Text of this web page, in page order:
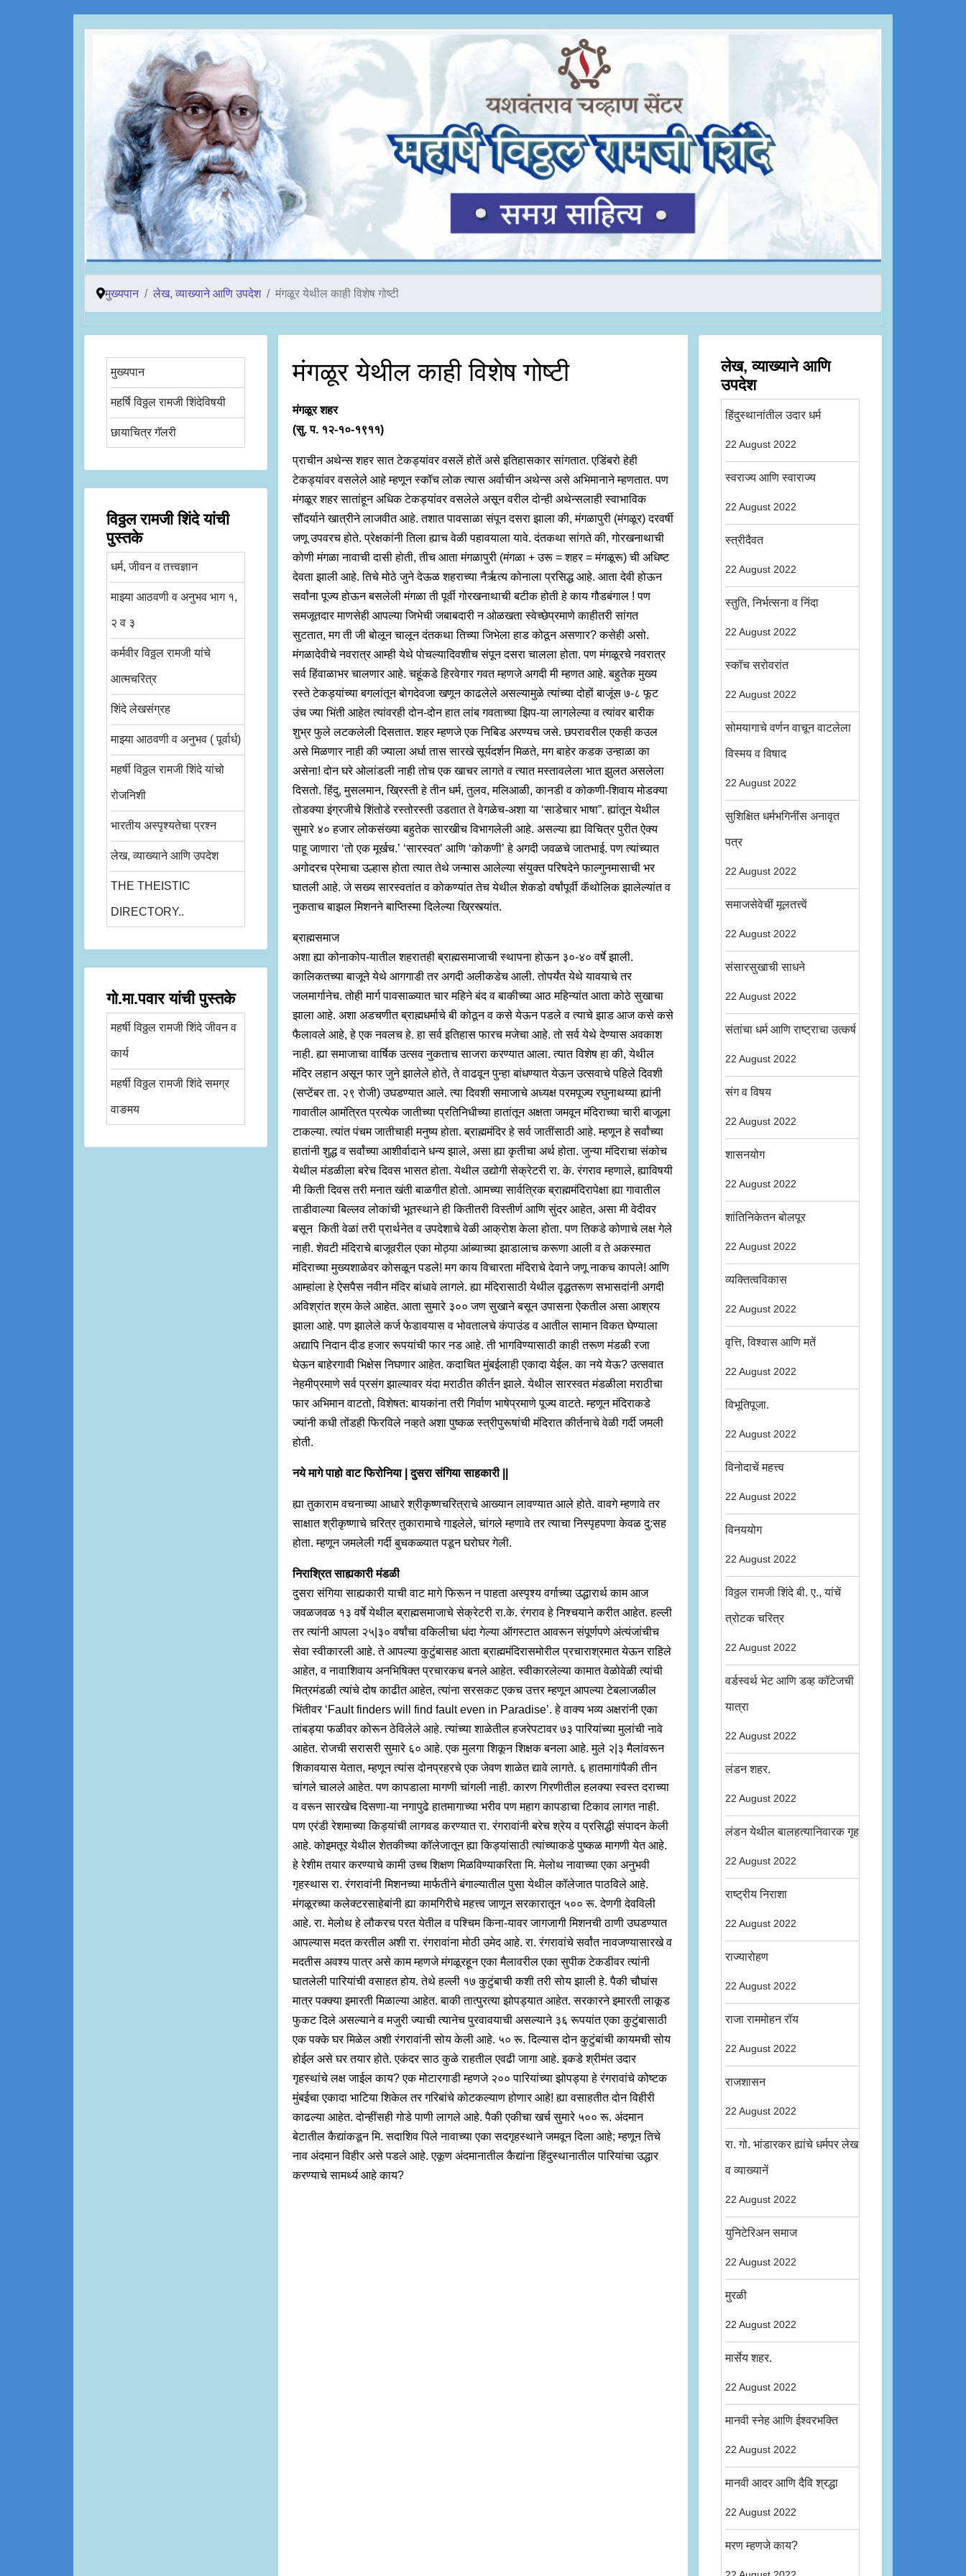
मुख्यपान लेख, व्याख्याने आणि उपदेश मंगळूर येथील काही विशेष गोष्टी
मुख्यपान
महर्षि विठ्ठल रामजी शिंदेविषयी
छायाचित्र गॅलरी
विठ्ठल रामजी शिंदे यांची
पुस्तके
धर्म, जीवन व तत्त्वज्ञान
माझ्या आठवणी व अनुभव भाग १,
२ व ३
कर्मवीर विठ्ठल रामजी यांचे
आत्मचरित्र
शिंदे लेखसंग्रह
माझ्या आठवणी व अनुभव ( पूर्वार्ध)
महर्षी विठ्ठल रामजी शिंदे यांचो
रोजनिशी
भारतीय अस्पृश्यतेचा प्रश्न
लेख, व्याख्याने आणि उपदेश
THE THEISTIC
DIRECTORY..
गो.मा.पवार यांची पुस्तके
महर्षी विठ्ठल रामजी शिंदे जीवन व
कार्य
महर्षी विठ्ठल रामजी शिंदे समग्र
वाङमय
मंगळूर येथील काही विशेष गोष्टी
मंगळूर शहर
(सु. प. १२-१०-१९११)
प्राचीन अथेन्स शहर सात टेकड्यांवर वसलें होतें असे इतिहासकार सांगतात. एडिंबरो हेही
टेकड्यांवर वसलेले आहे म्हणून स्कॉच लोक त्यास अर्वाचीन अथेन्स असे अभिमानाने म्हणतात. पण
मंगळूर शहर सातांहून अधिक टेकड्यांवर वसलेले असून वरील दोन्ही अथेन्सलाही स्वाभाविक
सौंदर्याने खात्रीने लाजवीत आहे. तशात पावसाळा संपून दसरा झाला की, मंगळापुरी (मंगळूर) दरवर्षी
जणू उपवरच होते. प्रेक्षकांनी तिला ह्याच वेळी पहावयाला यावे. दंतकथा सांगते की, गोरखनाथाची
कोणी मंगळा नावाची दासी होती, तीच आता मंगळापुरी (मंगळा + उरू = शहर = मंगळूरू) ची अधिष्ट
देवता झाली आहे. तिचे मोठे जुने देऊळ शहराच्या नैर्ऋत्य कोनाला प्रसिद्ध आहे. आता देवी होऊन
सर्वांना पूज्य होऊन बसलेली मंगळा ती पूर्वी गोरखनाथाची बटीक होती हे काय गौडबंगाल ! पण
समजूतदार माणसेही आपल्या जिभेची जबाबदारी न ओळखता स्वेच्छेप्रमाणे काहीतरी सांगत
सुटतात, मग ती जी बोलून चालून दंतकथा तिच्या जिभेला हाड कोठून असणार? कसेही असो.
मंगळादेवीचे नवरात्र आम्ही येथे पोचल्यादिवशीच संपून दसरा चालला होता. पण मंगळूरचे नवरात्र
सर्व हिंवाळाभर चालणार आहे. चहूंकडे हिरवेगार गवत म्हणजे अगदी मी म्हणत आहे. बहुतेक मुख्य
रस्ते टेकड्यांच्या बगलांतून बोगदेवजा खणून काढलेले असल्यामुळे त्यांच्या दोहों बाजूंस ७-८ फूट
उंच ज्या भिंती आहेत त्यांवरही दोन-दोन हात लांब गवताच्या झिप-या लागलेल्या व त्यांवर बारीक
शुभ्र फुले लटकलेली दिसतात. शहर म्हणजे एक निबिड अरण्यच जसे. छपरावरील एकही कउल
असे मिळणार नाही की ज्याला अर्धा तास सारखे सूर्यदर्शन मिळते, मग बाहेर कडक उन्हाळा का
असेना! दोन घरे ओलांडली नाही तोच एक खाचर लागते व त्यात मस्तावलेला भात झुलत असलेला
दिसतो. हिंदु, मुसलमान, ख्रिस्ती हे तीन धर्म, तुलव, मलिआळी, कानडी व कोकणी-शिवाय मोडक्या
तोडक्या इंग्रजीचे शिंतोडे रस्तोरस्ती उडतात ते वेगळेच-अशा या ‘साडेचार भाषा”. ह्यांतून येथील
सुमारे ४० हजार लोकसंख्या बहुतेक सारखीच विभागलेली आहे. असल्या ह्या विचित्र पुरीत ऐक्य
पाहू जाणारा ‘तो एक मूर्खच.’ ‘सारस्वत’ आणि ‘कोकणी’ हे अगदी जवळचे जातभाई. पण त्यांच्यात
अगोदरच प्रेमाचा उल्हास होता त्यात तेथे जन्मास आलेल्या संयुक्त परिषदेने फाल्गुनमासाची भर
घातली आहे. जे सख्य सारस्वतांत व कोकण्यांत तेच येथील शेकडो वर्षांपूर्वी कॅथोलिक झालेल्यांत व
नुकताच बाझल मिशनने बाप्तिस्मा दिलेल्या ख्रिस्त्यांत.
ब्राह्मसमाज
अशा ह्या कोनाकोप-यातील शहरातही ब्राह्मसमाजाची स्थापना होऊन ३०-४० वर्षे झाली.
कालिकतच्या बाजूने येथे आगगाडी तर अगदी अलीकडेच आली. तोपर्यंत येथे यावयाचे तर
जलमार्गानेच. तोही मार्ग पावसाळ्यात चार महिने बंद व बाकीच्या आठ महिन्यांत आता कोठे सुखाचा
झाला आहे. अशा अडचणीत ब्राह्मधर्माचे बी कोठून व कसे येऊन पडले व त्याचे झाड आज कसे कसे
फैलावले आहे, हे एक नवलच हे. हा सर्व इतिहास फारच मजेचा आहे. तो सर्व येथे देण्यास अवकाश
नाही. ह्या समाजाचा वार्षिक उत्सव नुकताच साजरा करण्यात आला. त्यात विशेष हा की, येथील
मंदिर लहान असून फार जुने झालेले होते, ते वाढवून पुन्हा बांधण्यात येऊन उत्सवाचे पहिले दिवशी
(सप्टेंबर ता. २९ रोजी) उघडण्यात आले. त्या दिवशी समाजाचे अध्यक्ष परमपूज्य रघुनाथय्या ह्यांनी
गावातील आमंत्रित प्रत्येक जातीच्या प्रतिनिधीच्या हातांतून अक्षता जमवून मंदिराच्या चारी बाजूला
टाकल्या. त्यांत पंचम जातीचाही मनुष्य होता. ब्राह्ममंदिर हे सर्व जातींसाठी आहे. म्हणून हे सर्वांच्या
हातांनी शुद्ध व सर्वांच्या आशीर्वादाने धन्य झाले, असा ह्या कृतीचा अर्थ होता. जुन्या मंदिराचा संकोच
येथील मंडळीला बरेच दिवस भासत होता. येथील उद्योगी सेक्रेटरी रा. के. रंगराव म्हणाले, ह्याविषयी
मी किती दिवस तरी मनात खंती बाळगीत होतो. आमच्या सार्वत्रिक ब्राह्ममंदिरापेक्षा ह्या गावातील
ताडीवाल्या बिल्लव लोकांची भूतस्थाने ही कितीतरी विस्तीर्ण आणि सुंदर आहेत, असा मी वेदीवर
बसून किती वेळां तरी प्रार्थनेत व उपदेशाचे वेळी आक्रोश केला होता. पण तिकडे कोणाचे लक्ष गेले
नाही. शेवटी मंदिराचे बाजूवरील एका मोठ्या आंब्याच्या झाडालाच करूणा आली व ते अकस्मात
मंदिराच्या मुख्यशाळेवर कोसळून पडले! मग काय विचारता मंदिराचे देवाने जणू नाकच कापले! आणि
आम्हांला हे ऐसपैस नवीन मंदिर बांधावे लागले. ह्या मंदिरासाठी येथील वृद्धतरूण सभासदांनी अगदी
अविश्रांत श्रम केले आहेत. आता सुमारे ३०० जण सुखाने बसून उपासना ऐकतील असा आश्रय
झाला आहे. पण झालेले कर्ज फेडावयास व भोवतालचे कंपाउंड व आतील सामान विकत घेण्याला
अद्यापि निदान दीड हजार रूपयांची फार नड आहे. ती भागविण्यासाठी काही तरूण मंडळी रजा
घेऊन बाहेरगावी भिक्षेस निघणार आहेत. कदाचित मुंबईलाही एकादा येईल. का नये येऊ? उत्सवात
नेहमीप्रमाणे सर्व प्रसंग झाल्यावर यंदा मराठीत कीर्तन झाले. येथील सारस्वत मंडळीला मराठीचा
फार अभिमान वाटतो, विशेषत: बायकांना तरी गिर्वाण भाषेप्रमाणे पूज्य वाटते. म्हणून मंदिराकडे
ज्यांनी कधी तोंडही फिरविले नव्हते अशा पुष्कळ स्त्रीपुरूषांची मंदिरात कीर्तनाचे वेळी गर्दी जमली
होती.
नये मागे पाहो वाट फिरोनिया | दुसरा संगिया साहकारी ||
ह्या तुकाराम वचनाच्या आधारे श्रीकृष्णचरित्राचे आख्यान लावण्यात आले होते. वावगे म्हणावे तर
साक्षात श्रीकृष्णाचे चरित्र तुकारामाचे गाइलेले, चांगले म्हणावे तर त्याचा निस्पृहपणा केवळ दु:सह
होता. म्हणून जमलेली गर्दी बुचकळ्यात पडून घरोघर गेली.
निराश्रित साह्यकारी मंडळी
दुसरा संगिया साह्यकारी याची वाट मागे फिरून न पाहता अस्पृश्य वर्गाच्या उद्धारार्थ काम आज
जवळजवळ १३ वर्षे येथील ब्राह्मसमाजाचे सेक्रेटरी रा.के. रंगराव हे निश्चयाने करीत आहेत. हल्ली
तर त्यांनी आपला २५|३० वर्षांचा वकिलीचा धंदा गेल्या ऑगस्टात आवरून संपूर्णपणे अंत्यंजांचीच
सेवा स्वीकारली आहे. ते आपल्या कुटुंबासह आता ब्राह्ममंदिरासमोरील प्रचाराश्रमात येऊन राहिले
आहेत, व नावाशिवाय अनभिषिक्त प्रचारकच बनले आहेत. स्वीकारलेल्या कामात वेळोवेळी त्यांची
मित्रमंडळी त्यांचे दोष काढीत आहेत, त्यांना सरसकट एकच उत्तर म्हणून आपल्या टेबलाजळील
भिंतीवर ‘Fault finders will find fault even in Paradise’. हे वाक्य भव्य अक्षरांनी एका
तांबड्या फळीवर कोरून ठेविलेले आहे. त्यांच्या शाळेतील हजरेपटावर ७३ पारियांच्या मुलांची नावे
आहेत. रोजची सरासरी सुमारे ६० आहे. एक मुलगा शिकून शिक्षक बनला आहे. मुले २|३ मैलांवरून
शिकावयास येतात, म्हणून त्यांस दोनप्रहरचे एक जेवण शाळेत द्यावे लागते. ६ हातमागांपैकी तीन
चांगले चालले आहेत. पण कापडाला मागणी चांगली नाही. कारण गिरणीतील हलक्या स्वस्त दराच्या
व वरून सारखेच दिसणा-या नगापुढे हातमागाच्या भरीव पण महाग कापडाचा टिकाव लागत नाही.
पण एरंडी रेशमाच्या किड्यांची लागवड करण्यात रा. रंगरावांनी बरेच श्रेय व प्रसिद्धी संपादन केली
आहे. कोइमतूर येथील शेतकीच्या कॉलेजातून ह्या किड्यांसाठी त्यांच्याकडे पुष्कळ मागणी येत आहे.
हे रेशीम तयार करण्याचे कामी उच्च शिक्षण मिळविण्याकरिता मि. मेलोथ नावाच्या एका अनुभवी
गृहस्थास रा. रंगरावांनी मिशनच्या मार्फतीने बंगाल्यातील पुसा येथील कॉलेजात पाठविले आहे.
मंगळूरच्या कलेक्टरसाहेबांनी ह्या कामगिरीचे महत्त्व जाणून सरकारातून ५०० रू. देणगी देवविली
आहे. रा. मेलोथ हे लौकरच परत येतील व पश्चिम किना-यावर जागजागी मिशनची ठाणी उघडण्यात
आपल्यास मदत करतील अशी रा. रंगरावांना मोठी उमेद आहे. रा. रंगरावांचे सर्वांत नावजण्यासारखे व
मदतीस अवश्य पात्र असे काम म्हणजे मंगळूरहून एका मैलावरील एका सुपीक टेकडीवर त्यांनी
घातलेली पारियांची वसाहत होय. तेथे हल्ली १७ कुटुंबाची कशी तरी सोय झाली हे. पैकी चौघांस
मात्र पक्क्या इमारती मिळाल्या आहेत. बाकी तात्पुरत्या झोपड्यात आहेत. सरकारने इमारती लाकूड
फुकट दिले असल्याने व मजुरी ज्याची त्यानेच पुरवावयाची असल्याने ३६ रूपयांत एका कुटुंबासाठी
एक पक्के घर मिळेल अशी रंगरावांनी सोय केली आहे. ५० रू. दिल्यास दोन कुटुंबांची कायमची सोय
होईल असे घर तयार होते. एकंदर साठ कुळे राहतील एवढी जागा आहे. इकडे श्रीमंत उदार
गृहस्थांचे लक्ष जाईल काय? एक मोटारगाडी म्हणजे २०० पारियांच्या झोपड्या हे रंगरावांचे कोष्टक
मुंबईचा एकादा भाटिया शिकेल तर गरिबांचे कोटकल्याण होणार आहे! ह्या वसाहतीत दोन विहीरी
काढल्या आहेत. दोन्हींसही गोडे पाणी लागले आहे. पैकी एकीचा खर्च सुमारे ५०० रू. अंदमान
बेटातील कैद्यांकडून मि. सदाशिव पिले नावाच्या एका सदगृहस्थाने जमवून दिला आहे; म्हणून तिचे
नाव अंदमान विहीर असे पडले आहे. एकूण अंदमानातील कैद्यांना हिंदुस्थानातील पारियांचा उद्धार
करण्याचे सामर्थ्य आहे काय?
लेख, व्याख्याने आणि
उपदेश
हिंदुस्थानांतील उदार धर्म
22 August 2022
स्वराज्य आणि स्वाराज्य
22 August 2022
स्त्रीदैवत
22 August 2022
स्तुति, निर्भत्सना व निंदा
22 August 2022
स्कॉच सरोवरांत
22 August 2022
सोमयागाचे वर्णन वाचून वाटलेला
विस्मय व विषाद
22 August 2022
सुशिक्षित धर्मभगिनींस अनावृत
पत्र
22 August 2022
समाजसेवेचीं मूलतत्त्वें
22 August 2022
संसारसुखाची साधने
22 August 2022
संतांचा धर्म आणि राष्ट्राचा उत्कर्ष
22 August 2022
संग व विषय
22 August 2022
शासनयोग
22 August 2022
शांतिनिकेतन बोलपूर
22 August 2022
व्यक्तित्वविकास
22 August 2022
वृत्ति, विश्वास आणि मतें
22 August 2022
विभूतिपूजा.
22 August 2022
विनोदाचें महत्त्व
22 August 2022
विनययोग
22 August 2022
विठ्ठल रामजी शिंदे बी. ए., यांचें
त्रोटक चरित्र
22 August 2022
वर्डस्वर्थ भेट आणि डव्ह कॉटेजची
यात्रा
22 August 2022
लंडन शहर.
22 August 2022
लंडन येथील बालहत्यानिवारक गृह
22 August 2022
राष्ट्रीय निराशा
22 August 2022
राज्यारोहण
22 August 2022
राजा राममोहन रॉय
22 August 2022
राजशासन
22 August 2022
रा. गो. भांडारकर ह्यांचे धर्मपर लेख
व व्याख्यानें
22 August 2022
युनिटेरिअन समाज
22 August 2022
मुरळी
22 August 2022
मार्सेय शहर.
22 August 2022
मानवी स्नेह आणि ईश्वरभक्ति
22 August 2022
मानवी आदर आणि दैवि श्रद्धा
22 August 2022
मरण म्हणजे काय?